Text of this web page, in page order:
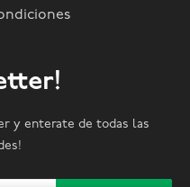
y enterate de todas las